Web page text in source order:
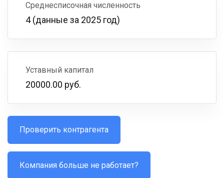
Среднесписочная численность
4 (данные за 2025 год)
Уставный капитал
20000.00 руб.
Проверить контрагента
Компания больше не работает?